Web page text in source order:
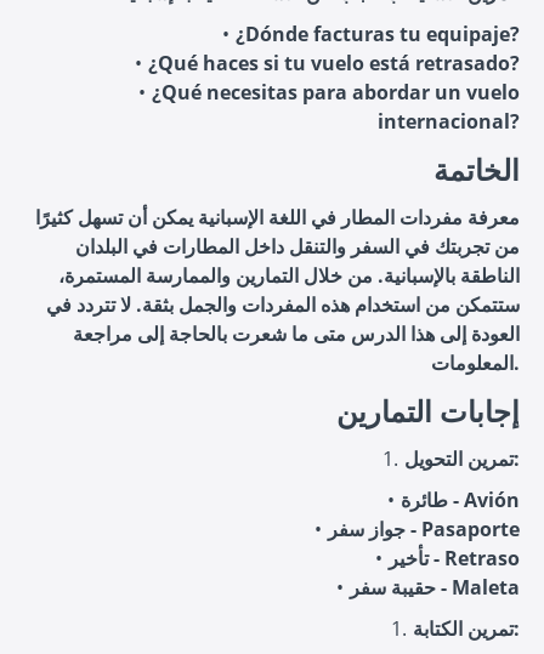
¿Dónde facturas tu equipaje?
¿Qué haces si tu vuelo está retrasado?
¿Qué necesitas para abordar un vuelo
internacional?
الخاتمة
معرفة مفردات المطار في اللغة الإسبانية يمكن أن تسهل كثيرًا
من تجربتك في السفر والتنقل داخل المطارات في البلدان
الناطقة بالإسبانية. من خلال التمارين والممارسة المستمرة،
ستتمكن من استخدام هذه المفردات والجمل بثقة. لا تتردد في
العودة إلى هذا الدرس متى ما شعرت بالحاجة إلى مراجعة
المعلومات.
إجابات التمارين
تمرين التحويل:
طائرة - Avión
جواز سفر - Pasaporte
تأخير - Retraso
حقيبة سفر - Maleta
تمرين الكتابة: